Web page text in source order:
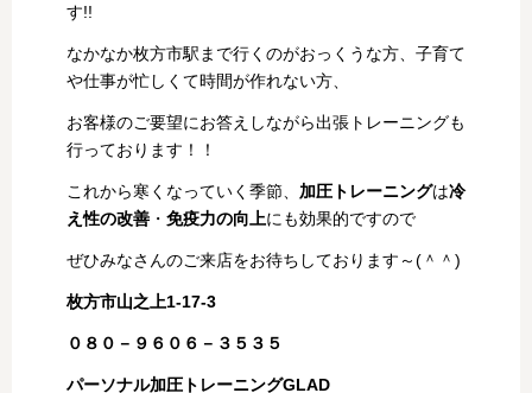
す!!
なかなか枚方市駅まで行くのがおっくうな方、子育て
や仕事が忙しくて時間が作れない方、
お客様のご要望にお答えしながら出張トレーニングも
行っております！！
これから寒くなっていく季節、 加圧トレーニングは冷
え性の改善 ・ 免疫力の向上にも効果的ですので
ぜひみなさんのご来店をお待ちしております～(＾＾)
枚方市山之上1-17-3
０８０－９６０６－３５３５
パーソナル加圧トレーニングGLAD